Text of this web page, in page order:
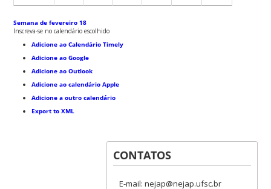
Semana de fevereiro 18
Inscreva-se no calendário escolhido
Adicione ao Calendário Timely
Adicione ao Google
Adicione ao Outlook
Adicione ao calendário Apple
Adicione a outro calendário
Export to XML
CONTATOS
E-mail: nejap@nejap.ufsc.br